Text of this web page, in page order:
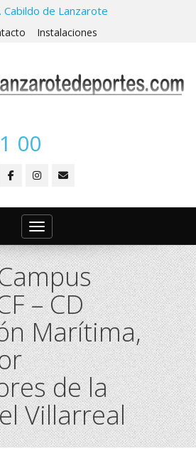
Cabildo de Lanzarote
Instalaciones
00
Toggle navigation
– CD
Marítima,
de la
Villarreal